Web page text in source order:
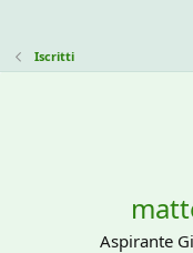
Iscritti
Aspirante